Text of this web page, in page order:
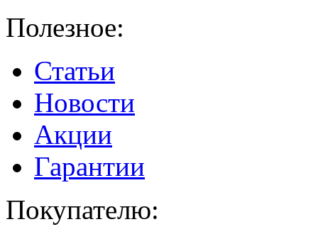
Полезное:
Статьи
Новости
Акции
Гарантии
Покупателю: